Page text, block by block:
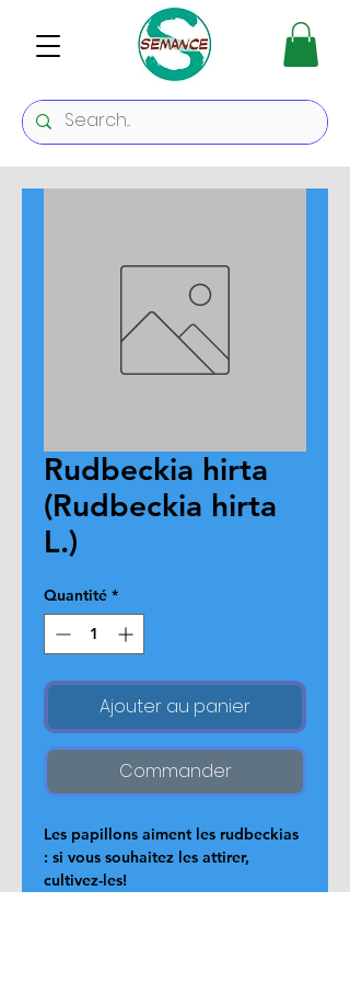
Rudbeckia hirta
(Rudbeckia hirta
L.)
Quantité *
Ajouter au panier
Commander
Les papillons aiment les rudbeckias
: si vous souhaitez les attirer,
cultivez-les!